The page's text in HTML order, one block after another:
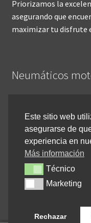
Priorizamos la
asegurando que
maximizar tu disfrute
Neumáticos
Inicio
Cómo comprar
Devoluciones y
Cancelar pedido
Contacto
Este sitio web
asegurarse de
experiencia en
Más información
TécnicoTécnico
MarketingMarketing
Rechazar